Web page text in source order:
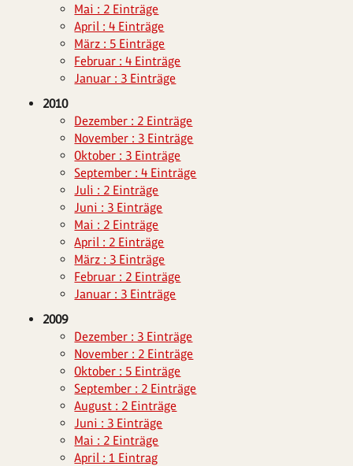
Mai : 2 Einträge
April : 4 Einträge
März : 5 Einträge
Februar : 4 Einträge
Januar : 3 Einträge
2010
Dezember : 2 Einträge
November : 3 Einträge
Oktober : 3 Einträge
September : 4 Einträge
Juli : 2 Einträge
Juni : 3 Einträge
Mai : 2 Einträge
April : 2 Einträge
März : 3 Einträge
Februar : 2 Einträge
Januar : 3 Einträge
2009
Dezember : 3 Einträge
November : 2 Einträge
Oktober : 5 Einträge
September : 2 Einträge
August : 2 Einträge
Juni : 3 Einträge
Mai : 2 Einträge
April : 1 Eintrag